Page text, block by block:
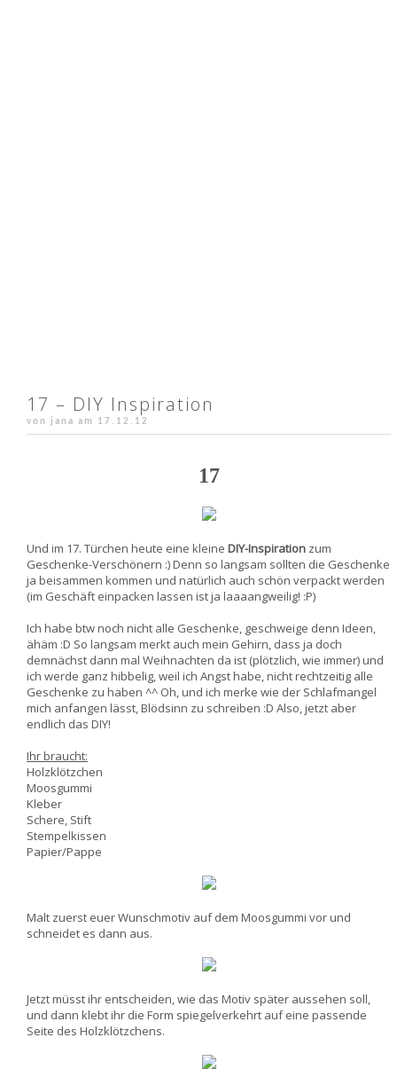
17 – DIY Inspiration
von jana am 17.12.12
17
Und im 17. Türchen heute eine kleine DIY-Inspiration zum
Geschenke-Verschönern :) Denn so langsam sollten die Geschenke
ja beisammen kommen und natürlich auch schön verpackt werden
(im Geschäft einpacken lassen ist ja laaaangweilig! :P)
Ich habe btw noch nicht alle Geschenke, geschweige denn Ideen,
ähäm :D So langsam merkt auch mein Gehirn, dass ja doch
demnächst dann mal Weihnachten da ist (plötzlich, wie immer) und
ich werde ganz hibbelig, weil ich Angst habe, nicht rechtzeitig alle
Geschenke zu haben ^^ Oh, und ich merke wie der Schlafmangel
mich anfangen lässt, Blödsinn zu schreiben :D Also, jetzt aber
endlich das DIY!
Ihr braucht:
Holzklötzchen
Moosgummi
Kleber
Schere, Stift
Stempelkissen
Papier/Pappe
Malt zuerst euer Wunschmotiv auf dem Moosgummi vor und
schneidet es dann aus.
Jetzt müsst ihr entscheiden, wie das Motiv später aussehen soll,
und dann klebt ihr die Form spiegelverkehrt auf eine passende
Seite des Holzklötzchens.